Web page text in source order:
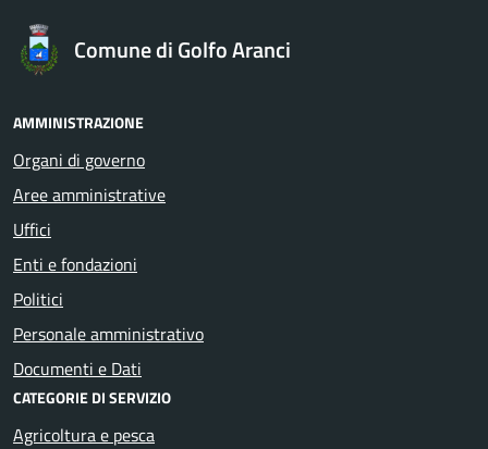
Comune di Golfo Aranci
AMMINISTRAZIONE
Organi di governo
Aree amministrative
Uffici
Enti e fondazioni
Politici
Personale amministrativo
Documenti e Dati
CATEGORIE DI SERVIZIO
Agricoltura e pesca